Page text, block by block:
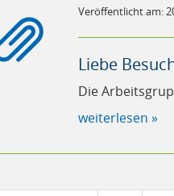
Veröffentlicht am:
Liebe
Die
weiterlesen »